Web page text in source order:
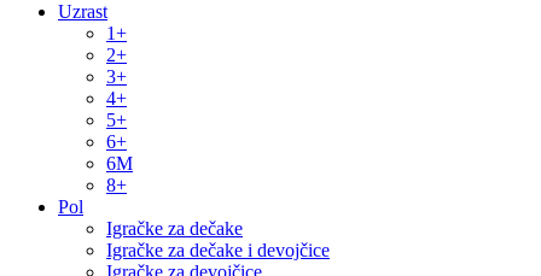
Uzrast
1+
2+
3+
4+
5+
6+
6M
8+
Pol
Igračke za dečake
Igračke za dečake i devojčice
Igračke za devojčice